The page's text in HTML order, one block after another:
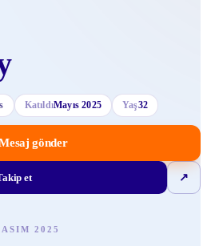
KatıldıMayıs 2025 Yaş32
gönder
et ↗
2025